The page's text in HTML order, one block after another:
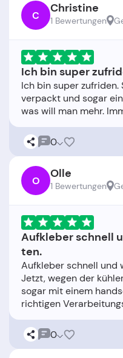
C Christine
1 Bewertungen
Ich bin super
Ich bin super zufriden.
verpackt und sogar
0
O Olle
1 Bewertungen
Aufkleber schnell
ten.
Aufkleber schnell und
Jetzt, wegen der
sogar mit einem
0